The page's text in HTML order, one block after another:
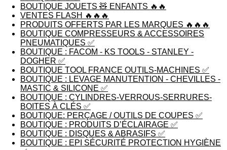
BOUTIQUE JOUETS 🧸 ENFANTS 🔥🔥
VENTES FLASH 🔥🔥🔥
PRODUITS OFFERTS PAR LES MARQUES 🔥🔥🔥
BOUTIQUE COMPRESSEURS & ACCESSOIRES
PNEUMATIQUES ✅
BOUTIQUE : FACOM - KS TOOLS - STANLEY -
DOGHER ✅
BOUTIQUE TOOL FRANCE OUTILS-MACHINES ✅
BOUTIQUE : LEVAGE MANUTENTION - CHEVILLES -
MASTIC & SILICONE ✅
BOUTIQUE : CYLINDRES-VERROUS-SERRURES-
BOITES À CLÉS ✅
BOUTIQUE: PERÇAGE / OUTILS DE COUPES ✅
BOUTIQUE : PRODUITS D’ÉCLAIRAGE ✅
BOUTIQUE : DISQUES & ABRASIFS ✅
BOUTIQUE : EPI SÉCURITÉ PROTECTION HYGIÈNE